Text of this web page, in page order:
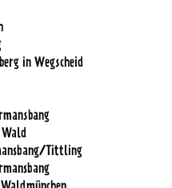
in Wegscheid
Tittling